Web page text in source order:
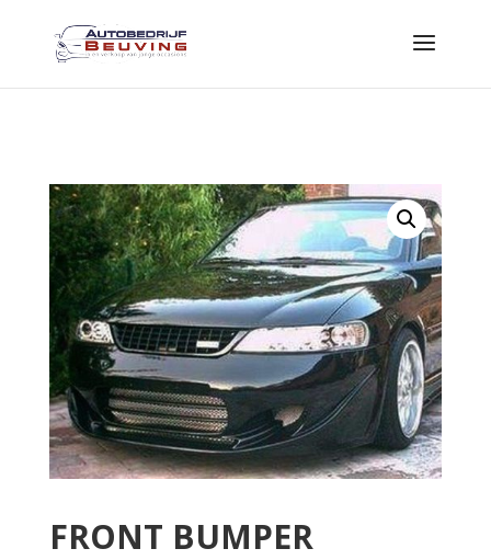
FRONT BUMPER